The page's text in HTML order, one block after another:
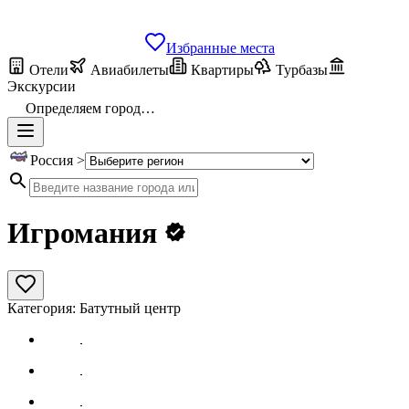
Избранные места
Отели
Авиабилеты Квартиры
Турбазы
Экскурсии
Определяем город…
Россия >
Игромания
Категория: Батутный центр